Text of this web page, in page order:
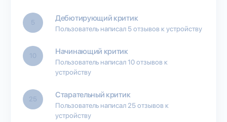
5 Дебютирующий критик
Пользователь написал 5 отзывов к устройству
10 Начинающий критик
Пользователь написал 10 отзывов к
устройству
25 Старательный критик
Пользователь написал 25 отзывов к
устройству